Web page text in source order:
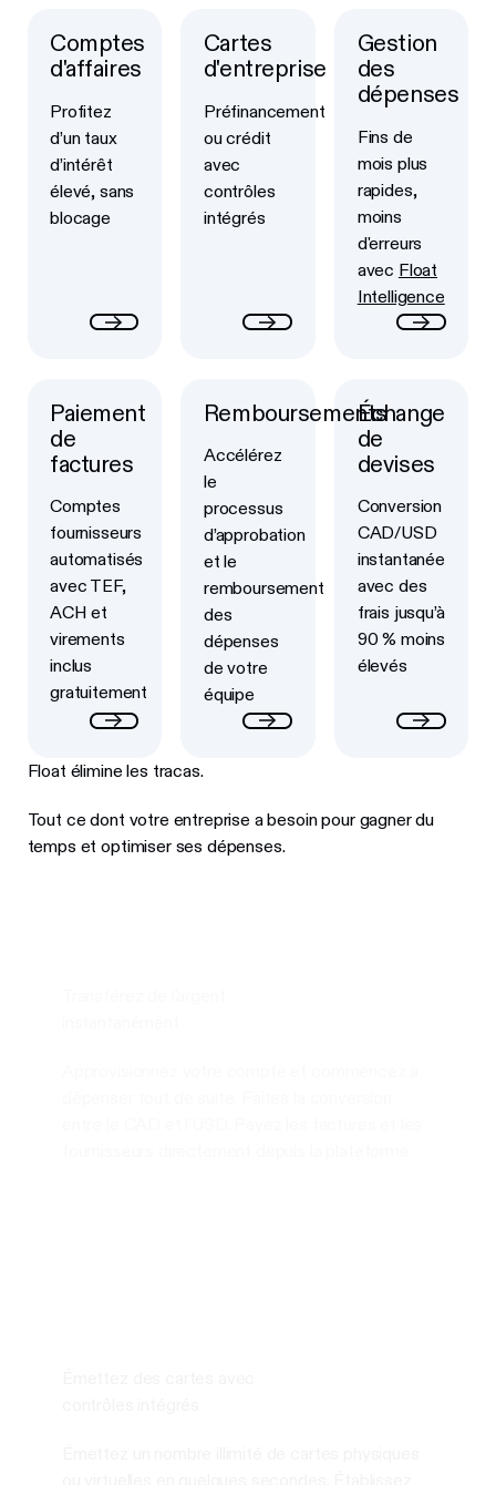
Comptes
d'affaires
Profitez
d’un taux
d’intérêt
élevé, sans
blocage
Button Text
Cartes
d'entreprise
Préfinancement
ou crédit
avec
contrôles
intégrés
Button Text
Gestion
des
dépenses
Fins de
mois plus
rapides,
moins
d'erreurs
avec Float
Intelligence
Button Text
Paiement
de
factures
Comptes
fournisseurs
automatisés
avec TEF,
ACH et
virements
inclus
gratuitement
Button Text Remboursements
Accélérez
le
processus
d’approbation
et le
remboursement
des
dépenses
de votre
équipe
Button Text
Échange
de
devises
Conversion
CAD/USD
instantanée
avec des
frais jusqu’à
90 % moins
élevés
Button Text
Float élimine les tracas.
Tout ce dont votre entreprise a besoin pour gagner du
temps et optimiser ses dépenses.